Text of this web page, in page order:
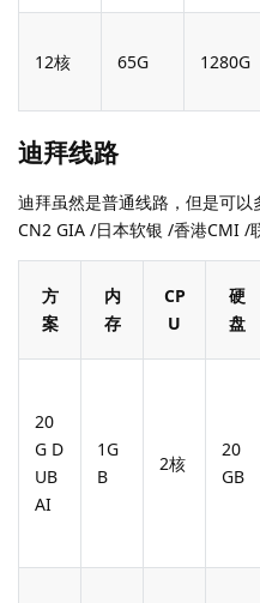
12核 65G 1280G
迪拜线路
迪拜虽然是普通线路，但是可
CN2 GIA /日本软银 /香港CMI /
方
案
内
存
CP
U
硬
盘
20
G D
UB
AI
1G
B
2核
20
GB